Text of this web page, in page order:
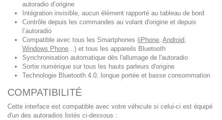
autoradio d’origine
Intégration invisible, aucun élément rapporté au tableau de bord
Contrôle depuis les commandes au volant d'origine et depuis
l’autoradio
Compatible avec tous les Smartphones (iPhone, Android,
Windows Phone...) et tous les appareils Bluetooth
Synchronisation automatique dès l'allumage de l'autoradio
Sortie numérique sur tous les hauts parleurs d'origine
Technologie Bluetooth 4.0, longue portée et basse consommation
COMPATIBILITÉ
Cette interface est compatible avec votre véhicule si celui-ci est équipé
d'un des autoradios listés ci-dessous :